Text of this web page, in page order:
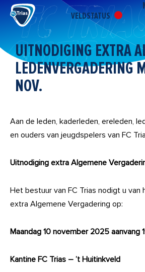
naar
inhoud
VELDSTATUS
UITNODIGING EXTRA
LEDENVERGADERING
NOV.
Aan de leden, kaderleden, ereleden,
en ouders van jeugdspelers van FC
Uitnodiging extra Algemene
Het bestuur van FC Trias nodigt u van
extra Algemene Vergadering op:
Maandag 10 november 2025 aanvang
Kantine FC Trias – ’t Huitinkveld